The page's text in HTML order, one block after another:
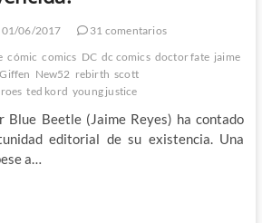
01/06/2017
31 comentarios
cómic comics DC dc comics doctor fate jaime
New52 rebirth scott
ted kord young justice
Blue Beetle (Jaime Reyes) ha contado
editorial de su existencia. Una
a…